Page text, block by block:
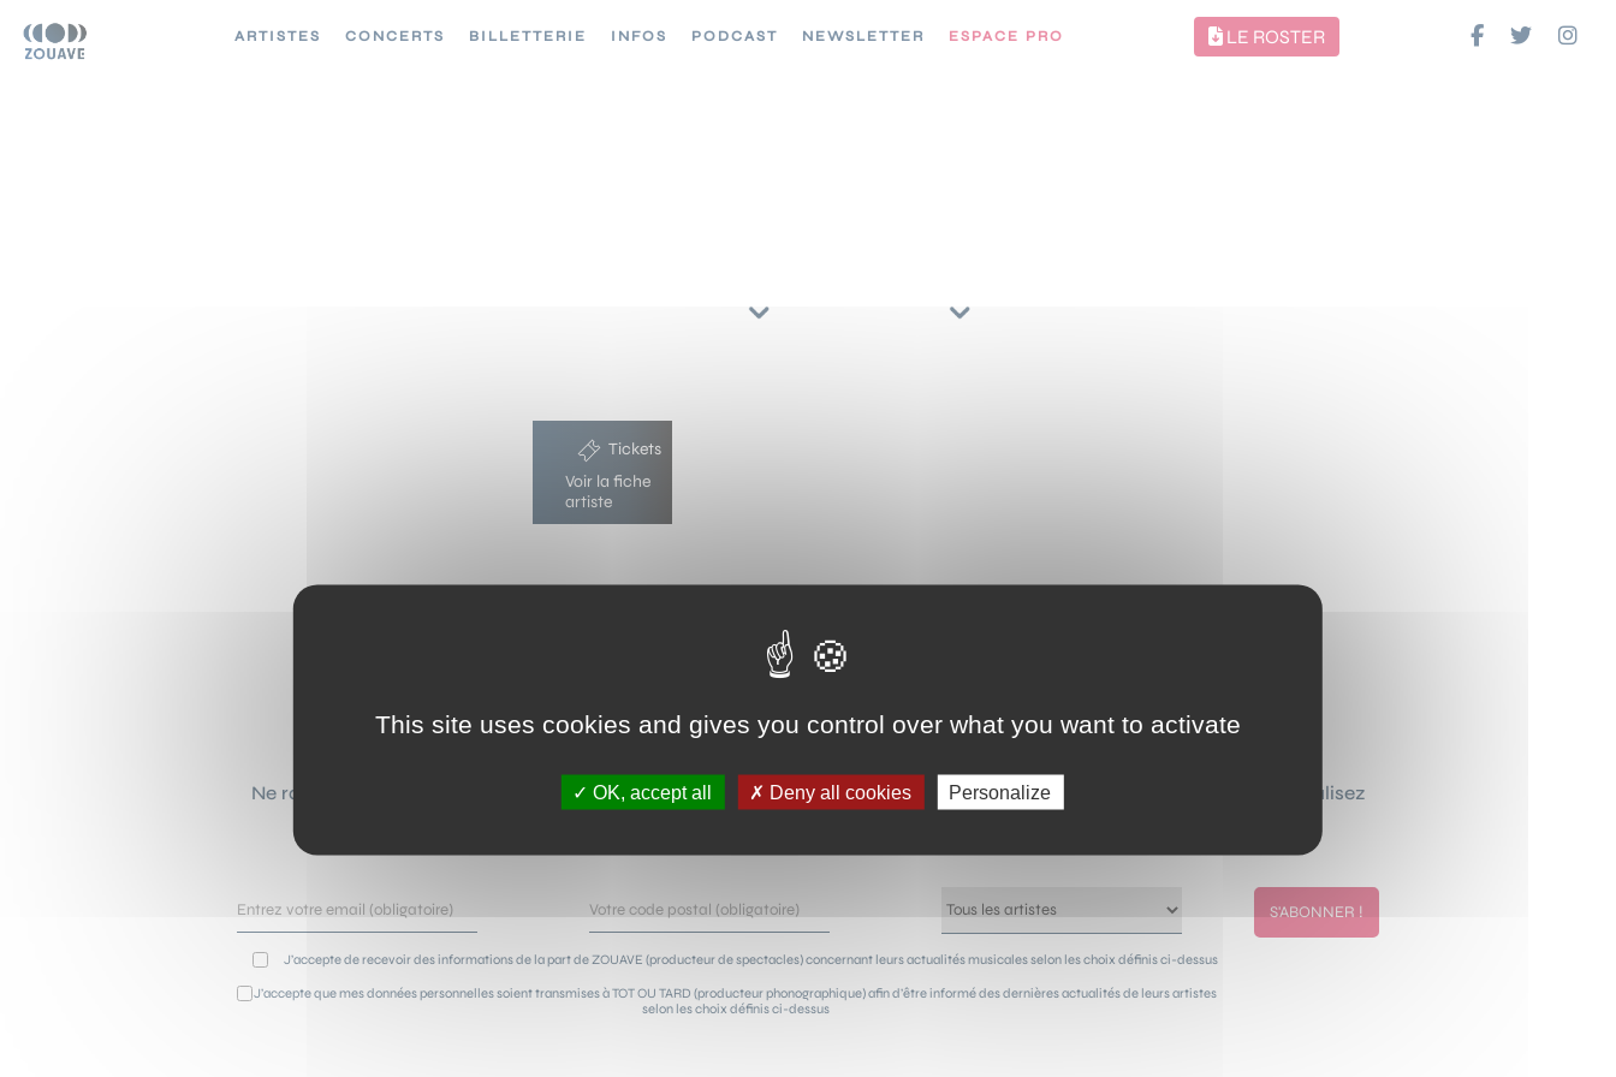
ARTISTES CONCERTS BILLETTERIE INFOS PODCAST NEWSLETTER ESPACE PRO LE ROSTER
Tickets
Voir la fiche
artiste
NEWSLETTER !
Ne ratez plus aucune actualité sur les concerts de vos artistes préférés ! Grâce à notre newsletter que vous personnalisez
selon vos goûts, vous serez les premiers avertis de leur passage à côté de chez vous.
J’accepte de recevoir des informations de la part de ZOUAVE (producteur de spectacles) concernant leurs actualités musicales selon les choix définis ci-dessus
J’accepte que mes données personnelles soient transmises à TOT OU TARD (producteur phonographique) afin d’être informé des dernières actualités de leurs artistes
selon les choix définis ci-dessus
This site uses cookies and gives you control over what you want to activate
OK, accept all Deny all cookies Personalize